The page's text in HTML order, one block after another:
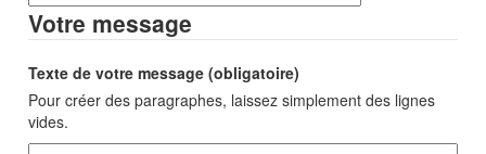
Votre message
Texte de votre message (obligatoire)
Pour créer des paragraphes, laissez simplement des lignes
vides.